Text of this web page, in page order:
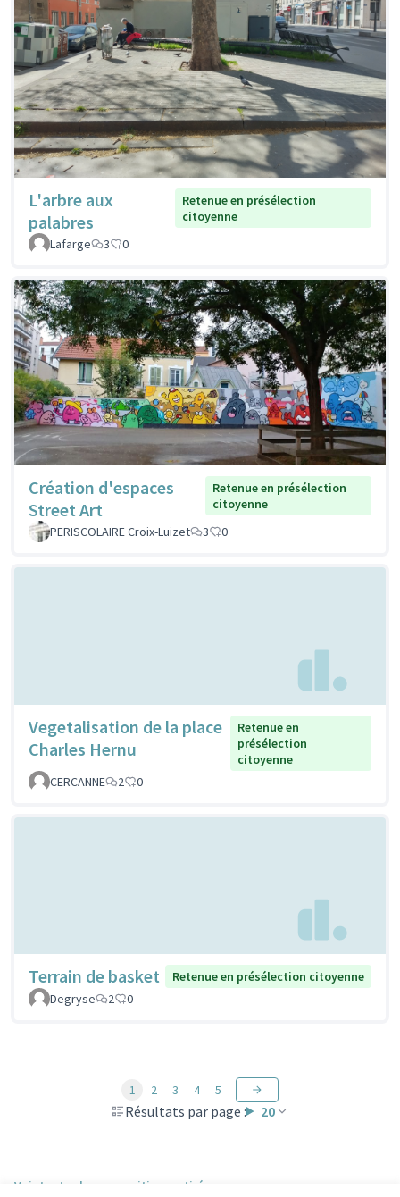
L'arbre aux
palabres
Retenue en présélection
citoyenne
Lafarge
3 0
Création d'espaces
Street Art
Retenue en présélection
citoyenne
PERISCOLAIRE Croix-Luizet
3 0
Vegetalisation de la place
Charles Hernu
Retenue en
présélection
citoyenne
CERCANNE
2 0
Terrain de basket
Retenue en présélection citoyenne
Degryse
2 0
Résultats par page : 20
1 2 3 4 5
Voir toutes les propositions retirées